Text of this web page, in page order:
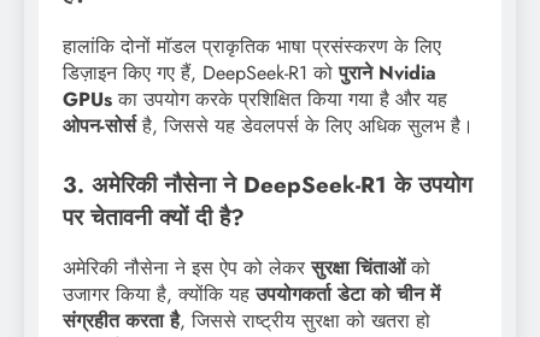
हालांकि दोनों मॉडल प्राकृतिक भाषा प्रसंस्करण के लिए
डिज़ाइन किए गए हैं, DeepSeek-R1 कोपुराने Nvidia
GPUsका उपयोग करके प्रशिक्षित किया गया है और यह
ओपन-सोर्सहै, जिससे यह डेवलपर्स के लिए अधिक सुलभ है।
3. अमेरिकी नौसेना ने DeepSeek-R1 के उपयोग
पर चेतावनी क्यों दी है?
अमेरिकी नौसेना ने इस ऐप को लेकरसुरक्षा चिंताओंको
उजागर किया है, क्योंकि यहउपयोगकर्ता डेटा को चीन में
संग्रहीत करता है, जिससे राष्ट्रीय सुरक्षा को खतरा हो